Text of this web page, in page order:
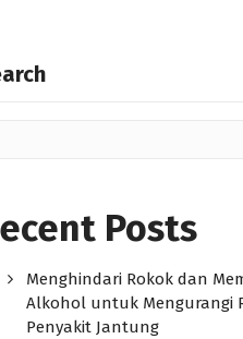
Posts
Menghindari Rokok dan
Alkohol untuk Mengurangi
Penyakit Jantung